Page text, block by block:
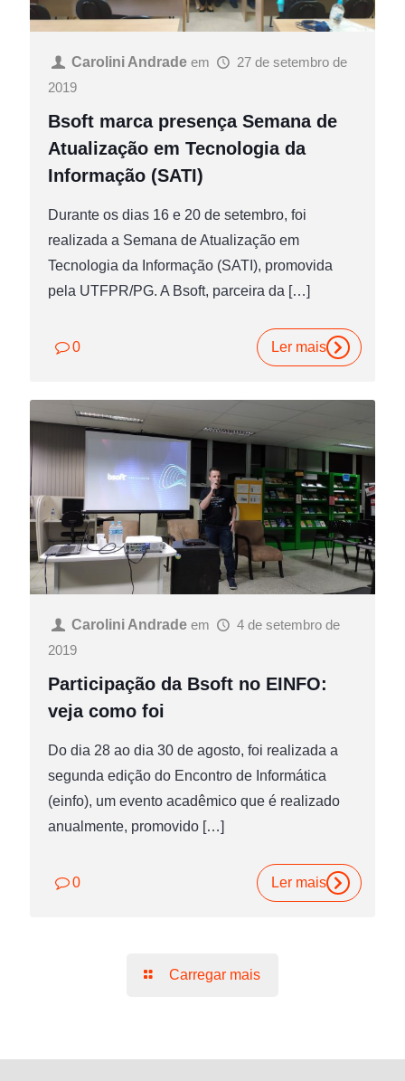
Carolini Andrade em
27 de setembro de
2019
Bsoft marca presença Semana de
Atualização em Tecnologia da
Informação (SATI)
Durante os dias 16 e 20 de setembro, foi
realizada a Semana de Atualização em
Tecnologia da Informação (SATI), promovida
pela UTFPR/PG. A Bsoft, parceira da […]
0 Ler mais
Carolini Andrade em
4 de setembro de
2019
Participação da Bsoft no EINFO:
veja como foi
Do dia 28 ao dia 30 de agosto, foi realizada a
segunda edição do Encontro de Informática
(einfo), um evento acadêmico que é realizado
anualmente, promovido […]
0 Ler mais
Carregar mais